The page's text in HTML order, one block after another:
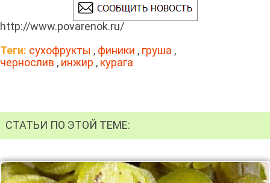
http://www.povarenok.ru/
Теги: сухофрукты , финики , груша ,
чернослив , инжир , курага
СТАТЬИ ПО ЭТОЙ ТЕМЕ: